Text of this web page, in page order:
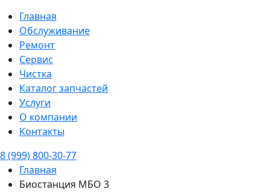
Главная
Обслуживание
Ремонт
Сервис
Чистка
Каталог запчастей
Услуги
О компании
Контакты
8 (999) 800-30-77
Главная
Биостанция МБО 3